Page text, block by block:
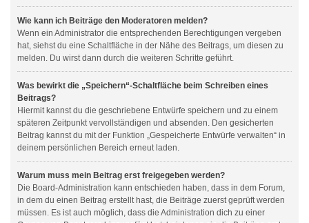
Wie kann ich Beiträge den Moderatoren melden?
Wenn ein Administrator die entsprechenden Berechtigungen vergeben
hat, siehst du eine Schaltfläche in der Nähe des Beitrags, um diesen zu
melden. Du wirst dann durch die weiteren Schritte geführt.
Was bewirkt die „Speichern“-Schaltfläche beim Schreiben eines
Beitrags?
Hiermit kannst du die geschriebene Entwürfe speichern und zu einem
späteren Zeitpunkt vervollständigen und absenden. Den gesicherten
Beitrag kannst du mit der Funktion „Gespeicherte Entwürfe verwalten“ in
deinem persönlichen Bereich erneut laden.
Warum muss mein Beitrag erst freigegeben werden?
Die Board-Administration kann entschieden haben, dass in dem Forum,
in dem du einen Beitrag erstellt hast, die Beiträge zuerst geprüft werden
müssen. Es ist auch möglich, dass die Administration dich zu einer